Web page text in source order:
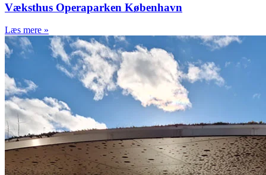
Væksthus Operaparken København
Læs mere »